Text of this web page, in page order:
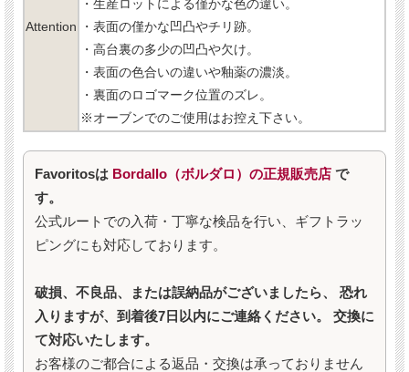
Attention
・生産ロットによる僅かな色の違い。
・表面の僅かな凹凸やチリ跡。
・高台裏の多少の凹凸や欠け。
・表面の色合いの違いや釉薬の濃淡。
・裏面のロゴマーク位置のズレ。
※オーブンでのご使用はお控え下さい。
Favoritosは Bordallo（ボルダロ）の正規販売店 で
す。
公式ルートでの入荷・丁寧な検品を行い、ギフトラッ
ピングにも対応しております。
破損、不良品、または誤納品がございましたら、 恐れ
入りますが、到着後7日以内にご連絡ください。 交換に
て対応いたします。
お客様のご都合による返品・交換は承っておりません